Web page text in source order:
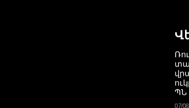
ՊՆ
07/